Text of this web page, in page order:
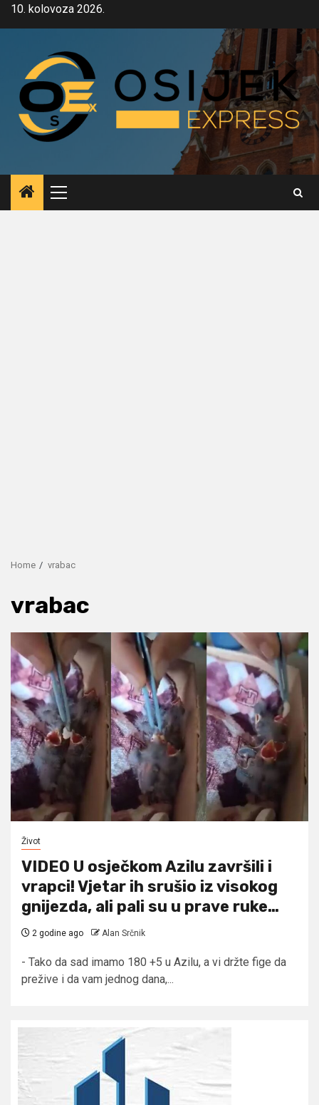
Skip10. kolovoza 2026.
Primary
Menu
Home vrabac
vrabac
Život
VIDEO U osječkom Azilu završili i
vrapci! Vjetar ih srušio iz visokog
gnijezda, ali pali su u prave ruke…
2 godine ago Alan Srčnik
- Tako da sad imamo 180 +5 u Azilu, a vi držte fige da
prežive i da vam jednog dana,...